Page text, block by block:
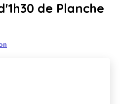
de Planche